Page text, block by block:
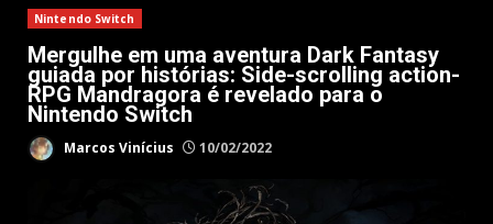
Nintendo Switch
Mergulhe em uma aventura Dark Fantasy
guiada por histórias: Side-scrolling action-
RPG Mandragora é revelado para o
Nintendo Switch
Marcos Vinícius 10/02/2022